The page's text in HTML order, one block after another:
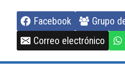
Facebook Grupo
Correo electrónico